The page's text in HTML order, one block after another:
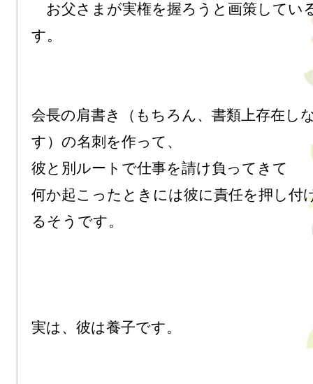
お父さまが実権を握ろうと画策してい
す。
会長の肩書き（もちろん、書類上存在し
す）の名刺を作って、
彼と別ルートで仕事を請け負ってきて
何か起こったときには彼に責任を押し付
るそうです。
実は、彼は養子です。